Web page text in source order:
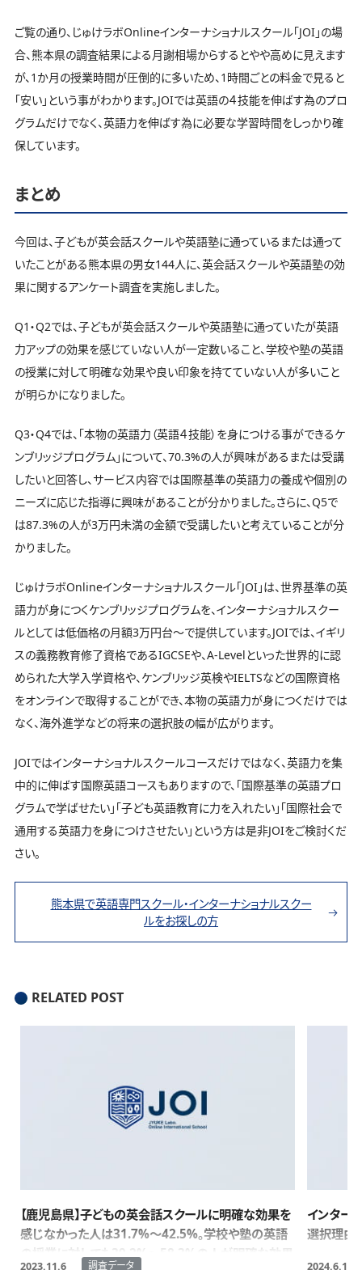
ご覧の通り、じゅけラボOnlineインターナショナルスクール「JOI」の場
合、熊本県の調査結果による月謝相場からするとやや高めに見えます
が、1か月の授業時間が圧倒的に多いため、1時間ごとの料金で見ると
「安い」という事がわかります。JOIでは英語の４技能を伸ばす為のプロ
グラムだけでなく、英語力を伸ばす為に必要な学習時間をしっかり確
保しています。
まとめ
今回は、子どもが英会話スクールや英語塾に通っているまたは通って
いたことがある熊本県の男女144人に、英会話スクールや英語塾の効
果に関するアンケート調査を実施しました。
Q1・Q2では、子どもが英会話スクールや英語塾に通っていたが英語
力アップの効果を感じていない人が一定数いること、学校や塾の英語
の授業に対して明確な効果や良い印象を持てていない人が多いこと
が明らかになりました。
Q3・Q4では、「本物の英語力（英語４技能）を身につける事ができるケ
ンブリッジプログラム」について、70.3%の人が興味があるまたは受講
したいと回答し、サービス内容では国際基準の英語力の養成や個別の
ニーズに応じた指導に興味があることが分かりました。さらに、Q5で
は87.3%の人が3万円未満の金額で受講したいと考えていることが分
かりました。
じゅけラボOnlineインターナショナルスクール「JOI」は、世界基準の英
語力が身につくケンブリッジプログラムを、インターナショナルスクー
ルとしては低価格の月額3万円台～で提供しています。JOIでは、イギリ
スの義務教育修了資格であるIGCSEや、A-Levelといった世界的に認
められた大学入学資格や、ケンブリッジ英検やIELTSなどの国際資格
をオンラインで取得することができ、本物の英語力が身につくだけでは
なく、海外進学などの将来の選択肢の幅が広がります。
JOIではインターナショナルスクールコースだけではなく、英語力を集
中的に伸ばす国際英語コースもありますので、「国際基準の英語プロ
グラムで学ばせたい」「子ども英語教育に力を入れたい」「国際社会で
通用する英語力を身につけさせたい」という方は是非JOIをご検討くだ
さい。
熊本県で英語専門スクール・インターナショナルスクー
ルをお探しの方
RELATED POST
【鹿児島県】子どもの英会話スクールに明確な効果を
感じなかった人は31.7%～42.5%。学校や塾の英語
の授業に対しても39.2%～58.3%の人が明確な効果
2023.11.6 調査データ
インター
選択理由
2024.6.17